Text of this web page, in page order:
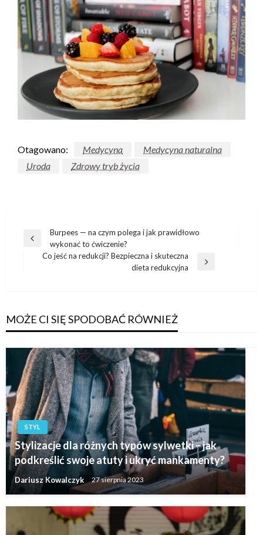
Otagowano: Medycyna
Medycyna naturalna
Uroda
Zdrowy tryb życia
Nawigacja
wpisu
Poprzedni
Burpees — na czym polega i jak prawidłowo
wykonać to ćwiczenie?
Co jeść na redukcji? Bezpieczna i skuteczna
dieta redukcyjna
MOŻE CI SIĘ SPODOBAĆ RÓWNIEŻ
STYL
Stylizacje dla różnych typów sylwetki – jak
podkreślić swoje atuty i ukryć mankamenty?
Dariusz Kowalczyk 27 sierpnia 2023